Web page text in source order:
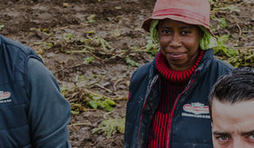
maraîchers